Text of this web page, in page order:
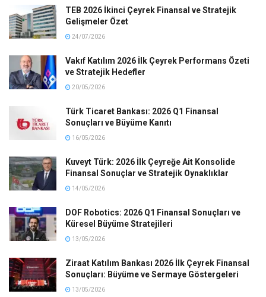
TEB 2026 İkinci Çeyrek Finansal ve Stratejik
Gelişmeler Özet
24/07/2026
Vakıf Katılım 2026 İlk Çeyrek Performans Özeti
ve Stratejik Hedefler
20/05/2026
Türk Ticaret Bankası: 2026 Q1 Finansal
Sonuçları ve Büyüme Kanıtı
16/05/2026
Kuveyt Türk: 2026 İlk Çeyreğe Ait Konsolide
Finansal Sonuçlar ve Stratejik Oynaklıklar
14/05/2026
DOF Robotics: 2026 Q1 Finansal Sonuçları ve
Küresel Büyüme Stratejileri
13/05/2026
Ziraat Katılım Bankası 2026 İlk Çeyrek Finansal
Sonuçları: Büyüme ve Sermaye Göstergeleri
13/05/2026